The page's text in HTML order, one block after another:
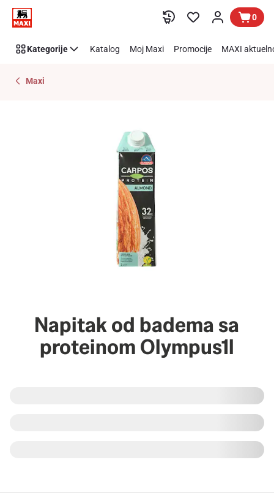
Preskoči link 0
Kategorije Katalog Moj Maxi Promocije MAXI
Maxi
Napitak od badema sa
proteinom Olympus1l